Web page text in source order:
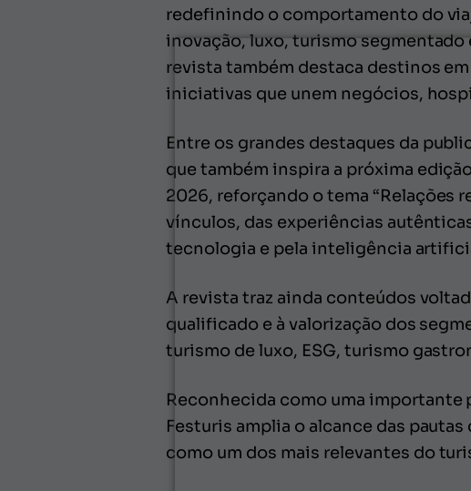
redefinindo o comportamento do
inovação, luxo, turismo
revista também destaca destinos
iniciativas que unem negócios,
Entre os grandes destaques da
que também inspira a próxima
2026, reforçando o tema “Relações
vínculos, das experiências
tecnologia e pela inteligência
A revista traz ainda conteúdos
qualificado e à valorização dos
turismo de luxo, ESG, turismo
Reconhecida como uma
Festuris amplia o alcance das
como um dos mais relevantes do